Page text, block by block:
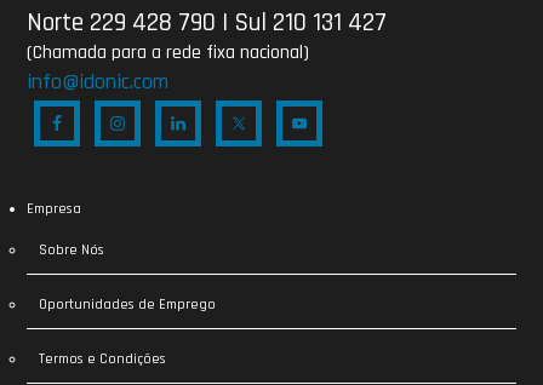
Norte 229 428 790 | Sul 210 131 427
(Chamada para a rede fixa nacional)
info@idonic.com
Empresa
Sobre Nós
Oportunidades de Emprego
Termos e Condições